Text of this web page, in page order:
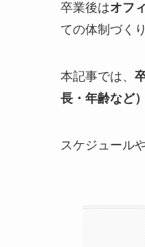
卒業後はオフ
ての体制づく
本記事では、
長・年齢など）
スケジュール